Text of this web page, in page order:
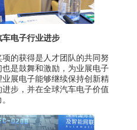
电子行业进步
的获得是人才团队的共同努
是鼓舞和激励，为业展电子
展电子能够继续保持创新精
步，并在全球汽车电子价值